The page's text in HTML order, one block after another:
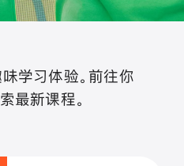
学习体验。前往你
最新课程。